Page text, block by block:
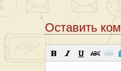
Оставить